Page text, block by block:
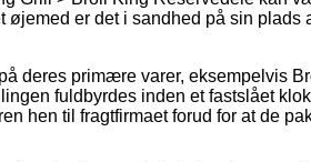
er det i sandhed på sin plads
deres primære varer, eksempelvis
fuldbyrdes inden et fastslået
hen til fragtfirmaet forud for at de